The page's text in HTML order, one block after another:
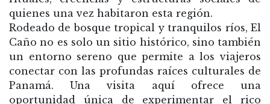
quienes una vez habitaron esta región.
Rodeado de bosque tropical y tranquilos ríos, El
Caño no es solo un sitio histórico, sino también
un entorno sereno que permite a los viajeros
conectar con las profundas raíces culturales de
Panamá. Una visita aquí ofrece una
oportunidad única de experimentar el rico